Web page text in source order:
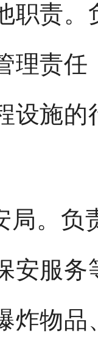
职责
理责
设施
局。 负
安服
炸物